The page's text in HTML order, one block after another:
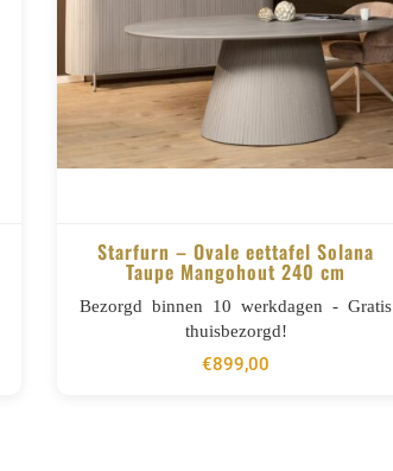
BESTELLEN
Starfurn – Ovale eettafel Solana
Taupe Mangohout 240 cm
Bezorgd binnen 10 werkdagen - Gratis
thuisbezorgd!
€899,00